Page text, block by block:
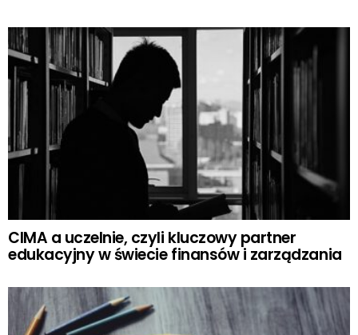
CIMA a uczelnie, czyli kluczowy partner
edukacyjny w świecie finansów i zarządzania